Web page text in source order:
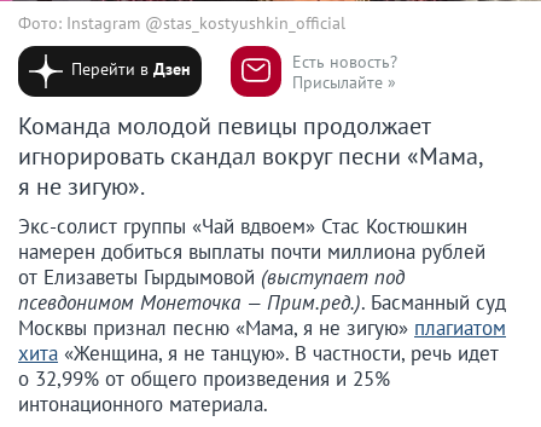
Фото: Instagram @stas_kostyushkin_official
Перейти вДзен
Есть новость?
Присылайте »
Команда молодой певицы продолжает
игнорировать скандал вокруг песни «Мама,
я не зигую».
Экс-солист группы «Чай вдвоем» Стас Костюшкин
намерен добиться выплаты почти миллиона рублей
от Елизаветы Гырдымовой (выступает под
псевдонимом Монеточка — Прим.ред.). Басманный суд
Москвы признал песню «Мама, я не зигую» плагиатом
хита «Женщина, я не танцую». В частности, речь идет
о 32,99% от общего произведения и 25%
интонационного материала.